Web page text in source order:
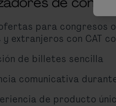
para congresos
y extranjeros con CAT
de billetes sencilla
comunicativa
de producto